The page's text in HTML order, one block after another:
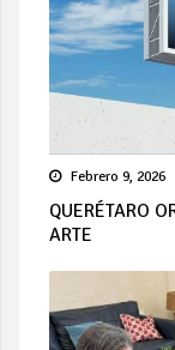
Febrero 9, 2026
QUERÉTARO
ARTE